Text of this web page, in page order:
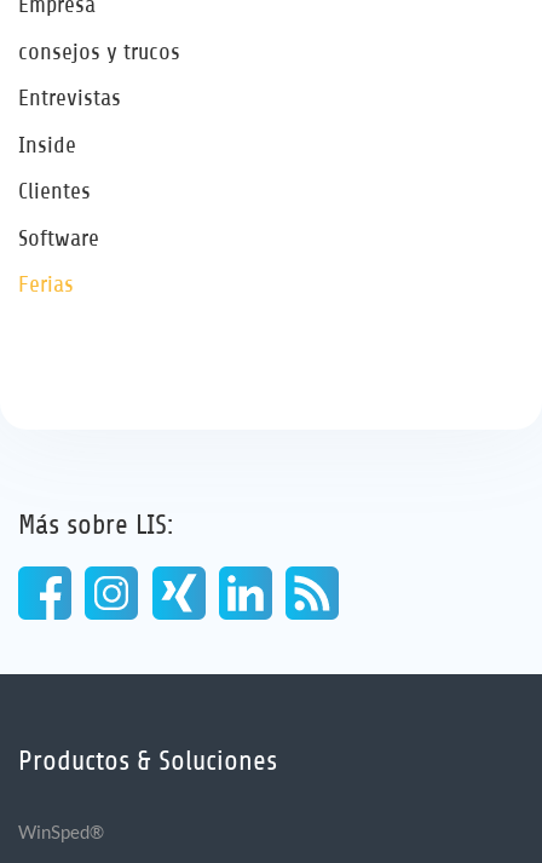
consejos y trucos
Entrevistas
Inside
Clientes
Software
Ferias
Más sobre LIS:
Productos & Soluciones
WinSped®